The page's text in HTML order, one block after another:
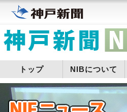
トップ NIBについて